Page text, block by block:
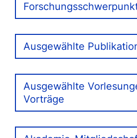
Ausgewählte
Ausgewählte
Vorträge